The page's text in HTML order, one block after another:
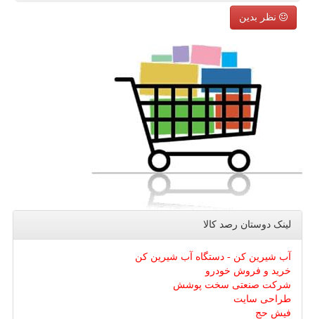
نظر بدین
لینک دوستان رصد كالا
آب شیرین کن - دستگاه آب شیرین کن
خرید و فروش خودرو
شرکت صنعتی سخت پوشش
طراحی سایت
فیش حج